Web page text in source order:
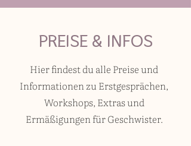
PREISE & INFOS
Hier findest du alle Preise und
Informationen zu Erstgesprächen,
Workshops, Extras und
Ermäßigungen für Geschwister.